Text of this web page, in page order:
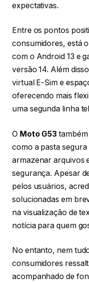
expectativas.
Entre os pontos
consumidores, está
com o Android 13 e
versão 14. Além
virtual E-Sim e
oferecendo mais
uma segunda linha
O Moto G53
como a pasta
armazenar arquivos
segurança. Apesar
pelos usuários,
solucionadas em
na visualização de
notícia para quem
No entanto, nem
consumidores
acompanhado de